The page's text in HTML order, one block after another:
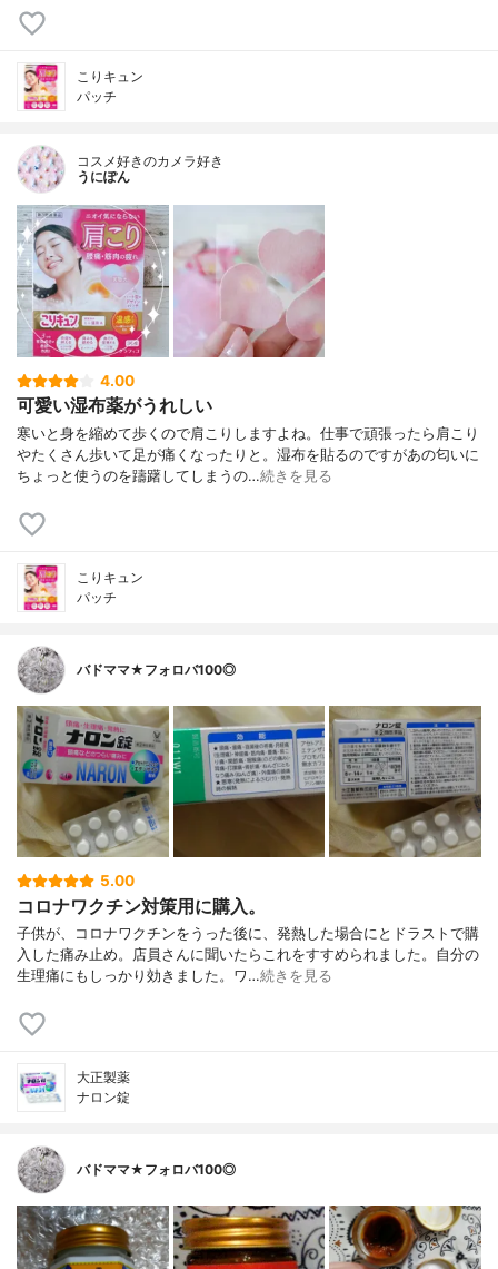
こりキュン
パッチ
コスメ好きのカメラ好き
うにぽん
4.00
可愛い湿布薬がうれしい
寒いと身を縮めて歩くので肩こりしますよね。仕事で頑張ったら肩こり
やたくさん歩いて足が痛くなったりと。湿布を貼るのですがあの匂いに
ちょっと使うのを躊躇してしまうの…続きを見る
こりキュン
パッチ
バドママ★フォロバ100◎
5.00
コロナワクチン対策用に購入。
子供が、コロナワクチンをうった後に、発熱した場合にとドラストで購
入した痛み止め。店員さんに聞いたらこれをすすめられました。自分の
生理痛にもしっかり効きました。ワ…続きを見る
大正製薬
ナロン錠
バドママ★フォロバ100◎